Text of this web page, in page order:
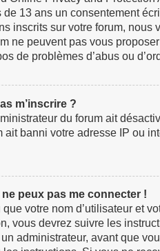
13 ans un consentement
inscrits sur votre forum,
ne peuvent pas vous
de problèmes d’abus ou
m’inscrire ?
du forum ait
ait banni votre adresse IP ou
peux pas me connecter !
votre nom d’utilisateur et
vous devrez suivre les
administrateur, avant que